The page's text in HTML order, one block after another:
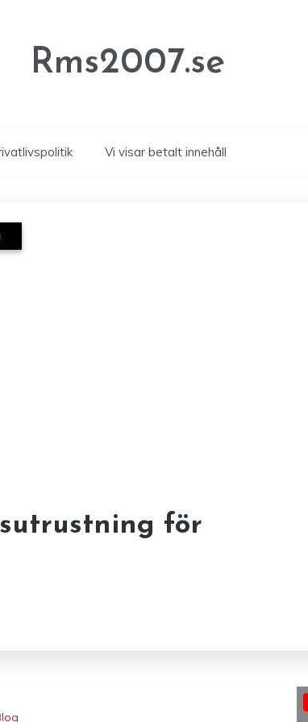
Rms2007.se
Vi visar betalt innehåll
för
CRM och
dina